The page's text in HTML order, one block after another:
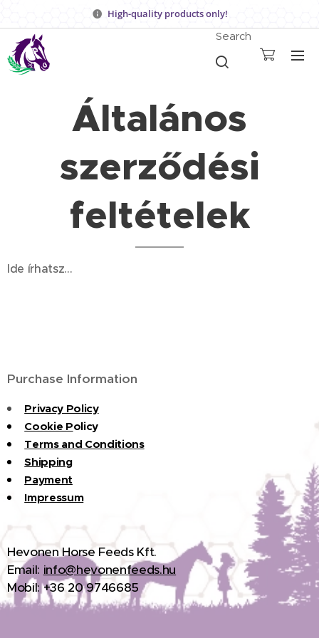
High-quality products only!
Search
Általános
szerződési
feltételek
Ide írhatsz...
Purchase Information
Privacy Policy
Cookie Policy
Terms and Conditions
Shipping
Payment
Impressum
Hevonen Horse Feeds Kft.
Email: info@hevonenfeeds.hu
Mobil: +36 20 9746685